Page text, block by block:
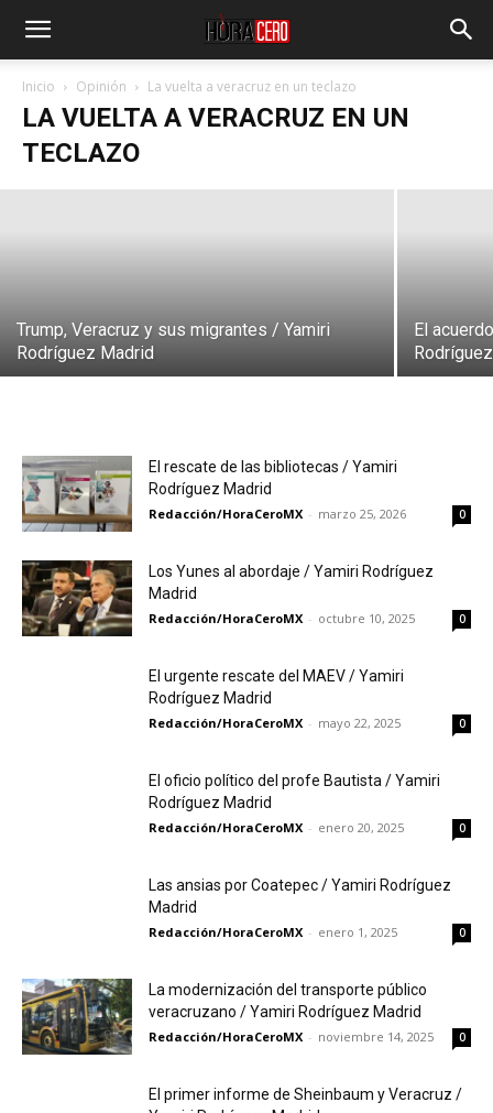
Inicio Opinión La vuelta a veracruz en un teclazo
LA VUELTA A VERACRUZ EN UN
TECLAZO
Huerta, el mal querido / Yamiri
Rodríguez Madrid
Redacción/HoraCeroMX
Trump, Veracruz y sus migrantes / Yamiri
Rodríguez Madrid
El
El rescate de las bibliotecas / Yamiri
Rodríguez Madrid
Redacción/HoraCeroMX - marzo 25, 2026 0
Los Yunes al abordaje / Yamiri Rodríguez
Madrid
Redacción/HoraCeroMX - octubre 10, 2025 0
El urgente rescate del MAEV / Yamiri
Rodríguez Madrid
Redacción/HoraCeroMX - mayo 22, 2025 0
El oficio político del profe Bautista / Yamiri
Rodríguez Madrid
Redacción/HoraCeroMX - enero 20, 2025 0
Las ansias por Coatepec / Yamiri Rodríguez
Madrid
Redacción/HoraCeroMX - enero 1, 2025 0
La modernización del transporte público
veracruzano / Yamiri Rodríguez Madrid
Redacción/HoraCeroMX - noviembre 14, 2025 0
El primer informe de Sheinbaum y Veracruz /